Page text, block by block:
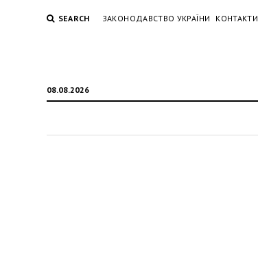
SEARCH ЗАКОНОДАВСТВО УКРАЇНИ КОНТАКТИ
08.08.2026